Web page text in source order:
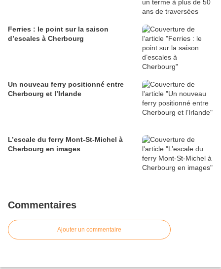
Ferries : le point sur la saison
d’escales à Cherbourg
Un nouveau ferry positionné entre
Cherbourg et l’Irlande
L’escale du ferry Mont-St-Michel à
Cherbourg en images
Commentaires
Ajouter un commentaire